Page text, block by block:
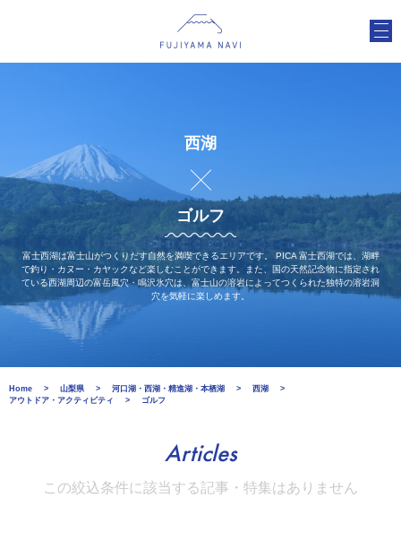
西湖
ゴルフ
富士西湖は富士山がつくりだす自然を満喫できるエリアです。 PICA 富士西湖では、湖畔
で釣り・カヌー・カヤックなど楽しむことができます。また、国の天然記念物に指定され
ている西湖周辺の富岳風穴・鳴沢氷穴は、富士山の溶岩によってつくられた独特の溶岩洞
穴を気軽に楽しめます。
Home 山梨県 河口湖・西湖・精進湖・本栖湖
西湖
アウトドア・アクティビティ
ゴルフ
Articles
この絞込条件に該当する記事・特集はありません